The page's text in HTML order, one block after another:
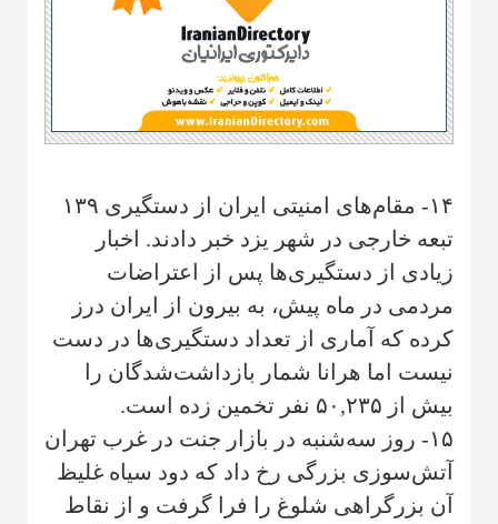
۱۴- مقام‌های امنیتی ایران از دستگیری ۱۳۹
تبعه خارجی در شهر یزد خبر دادند. اخبار
زیادی از دستگیری‌ها پس از اعتراضات
مردمی در ماه پیش، به بیرون از ایران درز
کرده که آماری از تعداد دستگیری‌ها در دست
نیست اما هرانا شمار بازداشت‌شدگان را
بیش از ۵۰,۲۳۵ نفر تخمین زده است.
۱۵- روز سه‌شنبه در بازار جنت در غرب تهران
آتش‌سوزی بزرگی رخ داد که دود سیاه غلیظ
آن بزرگراهی شلوغ را فرا گرفت و از نقاط